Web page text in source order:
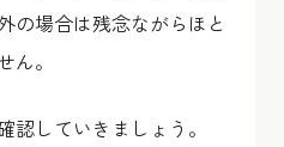
の場合は残念ながらほと
ん。
認していきましょう。